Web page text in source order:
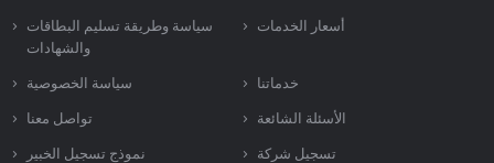
سياسة وطريقة تسليم البطاقات
والشهادات
أسعار الخدمات
سياسة الخصوصية
خدماتنا
تواصل معنا
الأسئلة الشائعة
نموذج تسجيل الخبير
تسجيل شركة